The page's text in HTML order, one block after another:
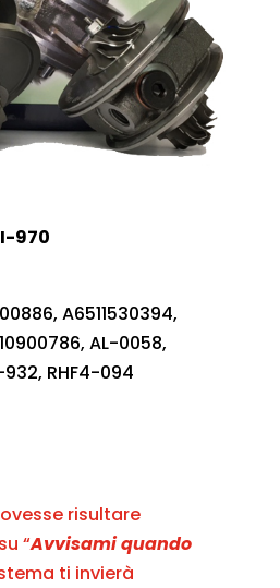
970
A6511530394,
AL-0058,
RHF4-094
risultare
“Avvisami quando
ti invierà